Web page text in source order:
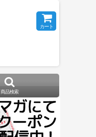
カート
商品検索